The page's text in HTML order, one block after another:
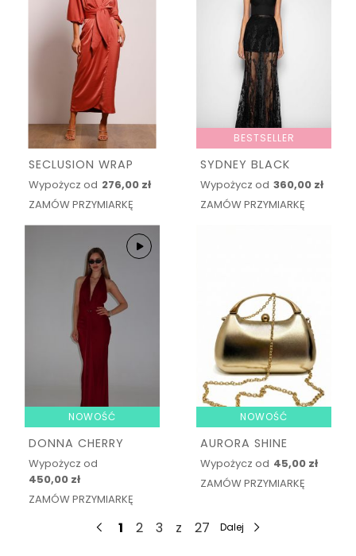
SECLUSION WRAP
Wypożycz od 276,00 zł
ZAMÓW PRZYMIARKĘ
BESTSELLER
SYDNEY BLACK
Wypożycz od 360,00 zł
ZAMÓW PRZYMIARKĘ
NOWOŚĆ
DONNA CHERRY
Wypożycz od
450,00 zł
ZAMÓW PRZYMIARKĘ
NOWOŚĆ
AURORA SHINE
Wypożycz od 45,00 zł
ZAMÓW PRZYMIARKĘ
1 2 3 z 27 Dalej